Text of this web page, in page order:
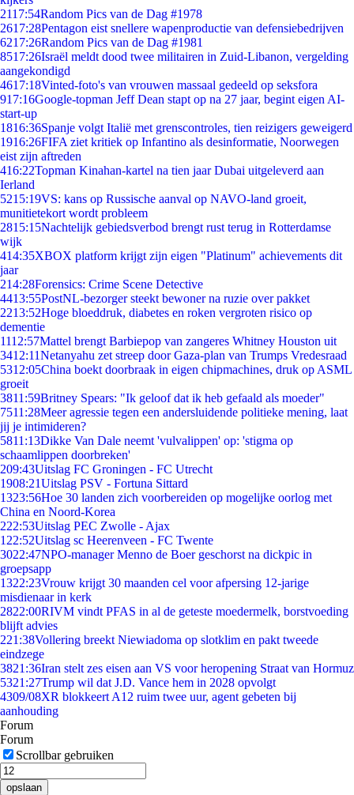
2117:54Random Pics van de Dag #1978
2617:28Pentagon eist snellere wapenproductie van defensiebedrijven
6217:26Random Pics van de Dag #1981
8517:26Israël meldt dood twee militairen in Zuid-Libanon, vergelding
aangekondigd
4617:18Vinted-foto's van vrouwen massaal gedeeld op seksfora
917:16Google-topman Jeff Dean stapt op na 27 jaar, begint eigen AI-
start-up
1816:36Spanje volgt Italië met grenscontroles, tien reizigers geweigerd
1916:26FIFA ziet kritiek op Infantino als desinformatie, Noorwegen
eist zijn aftreden
416:22Topman Kinahan-kartel na tien jaar Dubai uitgeleverd aan
Ierland
5215:19VS: kans op Russische aanval op NAVO-land groeit,
munitietekort wordt probleem
2815:15Nachtelijk gebiedsverbod brengt rust terug in Rotterdamse
wijk
414:35XBOX platform krijgt zijn eigen "Platinum" achievements dit
jaar
214:28Forensics: Crime Scene Detective
4413:55PostNL-bezorger steekt bewoner na ruzie over pakket
2213:52Hoge bloeddruk, diabetes en roken vergroten risico op
dementie
1112:57Mattel brengt Barbiepop van zangeres Whitney Houston uit
3412:11Netanyahu zet streep door Gaza-plan van Trumps Vredesraad
5312:05China boekt doorbraak in eigen chipmachines, druk op ASML
groeit
3811:59Britney Spears: "Ik geloof dat ik heb gefaald als moeder"
7511:28Meer agressie tegen een andersluidende politieke mening, laat
jij je intimideren?
5811:13Dikke Van Dale neemt 'vulvalippen' op: 'stigma op
schaamlippen doorbreken'
209:43Uitslag FC Groningen - FC Utrecht
1908:21Uitslag PSV - Fortuna Sittard
1323:56Hoe 30 landen zich voorbereiden op mogelijke oorlog met
China en Noord-Korea
222:53Uitslag PEC Zwolle - Ajax
1 22:52Uitslag sc Heerenveen - FC Twente
3022:47NPO-manager Menno de Boer geschorst na dickpic in
groepsapp
1322:23Vrouw krijgt 30 maanden cel voor afpersing 12-jarige
misdienaar in kerk
2822:00RIVM vindt PFAS in al de geteste moedermelk, borstvoeding
blijft advies
221:38Vollering breekt Niewiadoma op slotklim en pakt tweede
eindzege
3821:36Iran stelt zes eisen aan VS voor heropening Straat van Hormuz
5321:27Trump wil dat J.D. Vance hem in 2028 opvolgt
4309/08XR blokkeert A12 ruim twee uur, agent gebeten bij
aanhouding
Forum
Forum
Scrollbar gebruiken
opslaan